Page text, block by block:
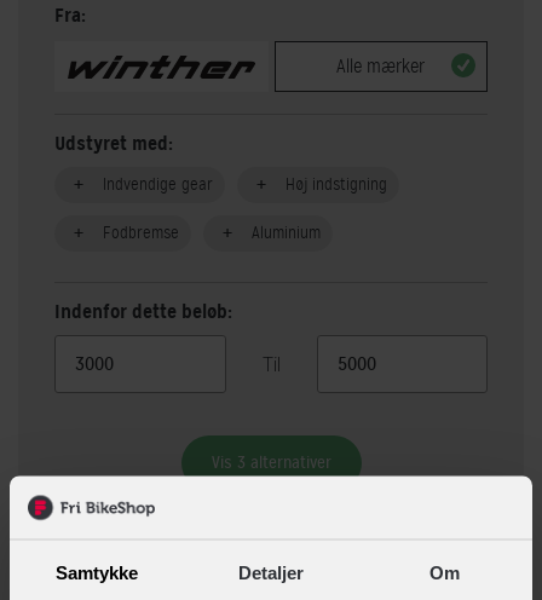
Samtykke Detaljer Om
Fra:
Alle mærker
Udstyret med:
Indvendige gear Høj indstigning
Fodbremse Aluminium
Indenfor dette beløb:
Til
Vis 3 alternativer